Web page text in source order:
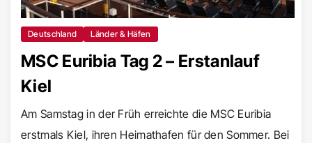
Deutschland Länder & Häfen
MSC Euribia Tag 2 – Erstanlauf
Kiel
Am Samstag in der Früh erreichte die MSC Euribia
erstmals Kiel, ihren Heimathafen für den Sommer. Bei